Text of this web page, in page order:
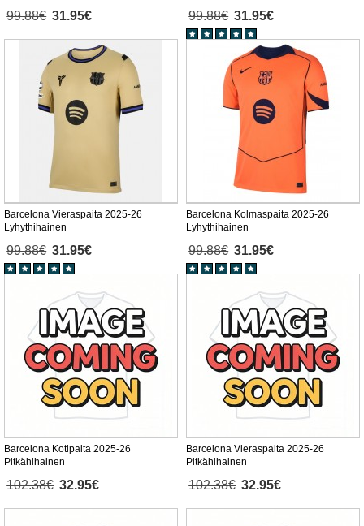
99.88€ 31.95€ 99.88€ 31.95€
Barcelona Vieraspaita 2025-26
Lyhythihainen
99.88€ 31.95€
Barcelona Kolmaspaita 2025-26
Lyhythihainen
99.88€ 31.95€
Barcelona Kotipaita 2025-26
Pitkähihainen
102.38€ 32.95€
Barcelona Vieraspaita 2025-26
Pitkähihainen
102.38€ 32.95€